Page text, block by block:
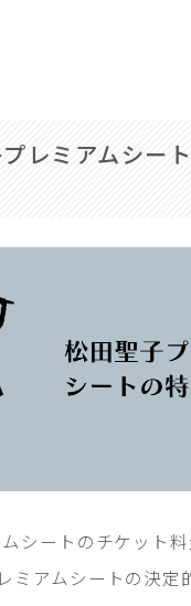
レミアムシー
シートのチケット
ミアムシートの決定